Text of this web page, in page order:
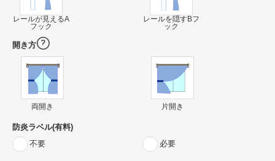
レールが見えるA
フック
レールを隠すBフ
ック
開き方
両開き 片開き
防炎ラベル(有料)
不要
必要